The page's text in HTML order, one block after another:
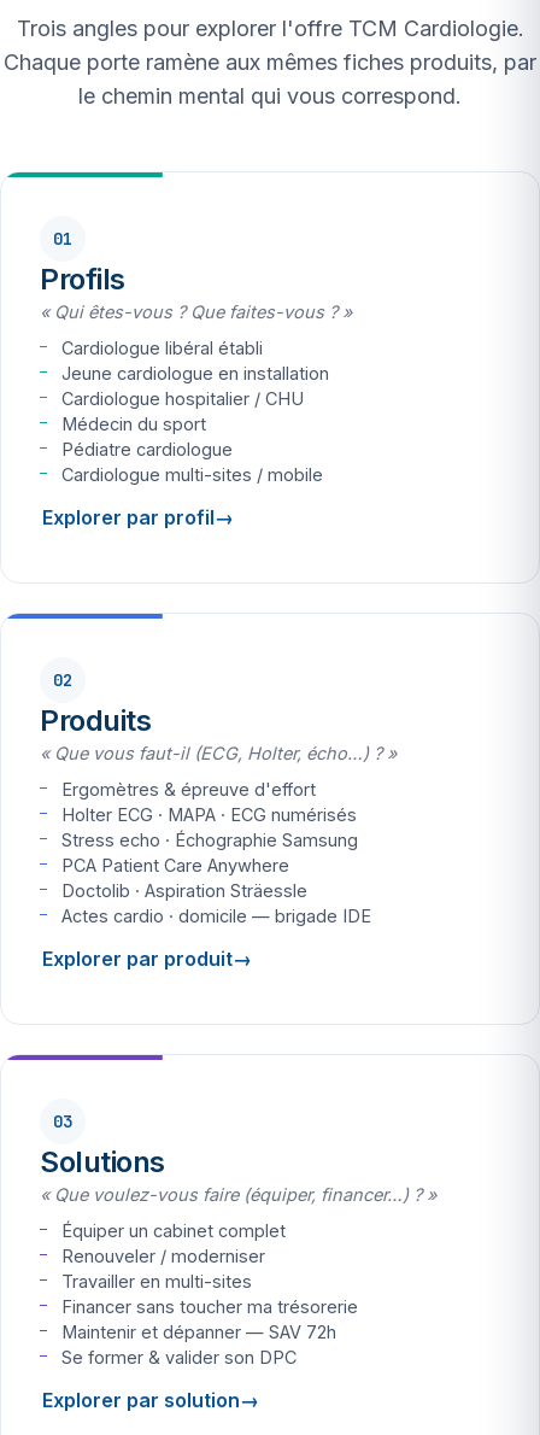
Trois angles pour explorer l'offre TCM Cardiologie.
Chaque porte ramène aux mêmes fiches produits, par
le chemin mental qui vous correspond.
01
Profils
« Qui êtes-vous ? Que faites-vous ? »
Cardiologue libéral établi
Jeune cardiologue en installation
Cardiologue hospitalier / CHU
Médecin du sport
Pédiatre cardiologue
Cardiologue multi-sites / mobile
Explorer par profil
02
Produits
« Que vous faut-il (ECG, Holter, écho…) ? »
Ergomètres & épreuve d'effort
Holter ECG · MAPA · ECG numérisés
Stress echo · Échographie Samsung
PCA Patient Care Anywhere
Doctolib · Aspiration Sträessle
Actes cardio · domicile — brigade IDE
Explorer par produit
03
Solutions
« Que voulez-vous faire (équiper, financer…) ? »
Équiper un cabinet complet
Renouveler / moderniser
Travailler en multi-sites
Financer sans toucher ma trésorerie
Maintenir et dépanner — SAV 72h
Se former & valider son DPC
Explorer par solution